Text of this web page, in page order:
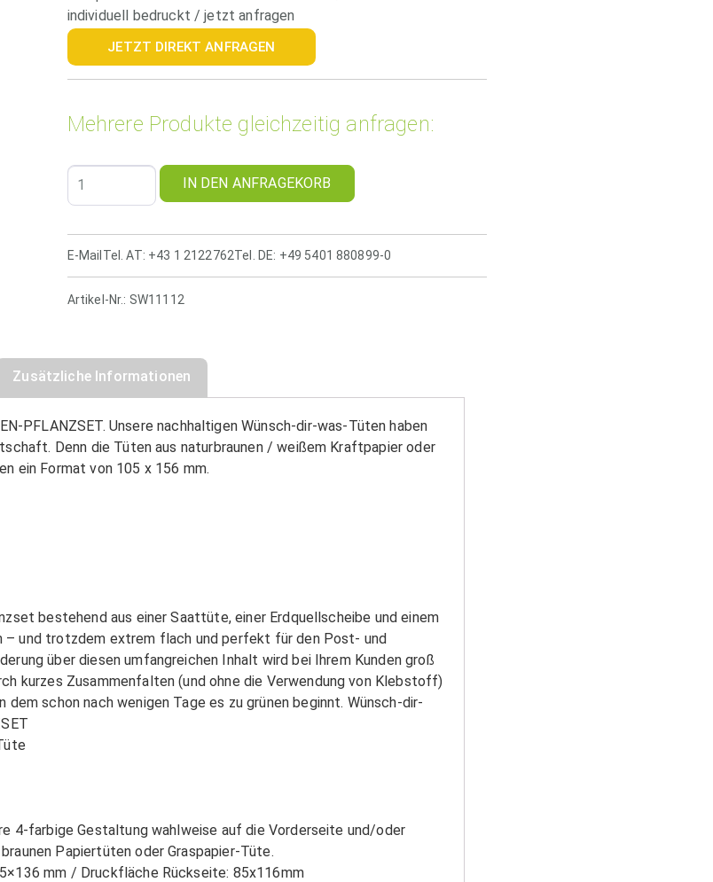
individuell bedruckt / jetzt anfragen
JETZT DIREKT ANFRAGEN
Mehrere Produkte gleichzeitig anfragen:
IN DEN ANFRAGEKORB
E-Mail Tel. AT: +43 1 2122762Tel. DE: +49 5401 880899-0
Artikel-Nr.: SW11112
Zusätzliche Informationen
PFLANZSET. Unsere nachhaltigen Wünsch-dir-was-Tüten haben
Denn die Tüten aus naturbraunen / weißem Kraftpapier oder
ein Format von 105 x 156 mm.
bestehend aus einer Saattüte, einer Erdquellscheibe und einem
und trotzdem extrem flach und perfekt für den Post- und
über diesen umfangreichen Inhalt wird bei Ihrem Kunden groß
kurzes Zusammenfalten (und ohne die Verwendung von Klebstoff)
schon nach wenigen Tage es zu grünen beginnt. Wünsch-dir-
4-farbige Gestaltung wahlweise auf die Vorderseite und/oder
Papiertüten oder Graspapier-Tüte.
mm / Druckfläche Rückseite: 85x116mm